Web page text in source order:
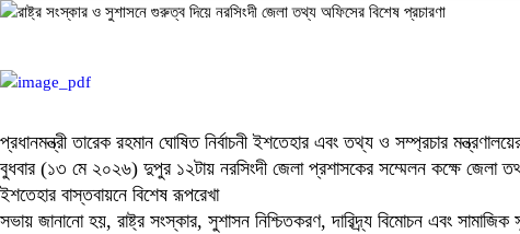
প্রধানমন্ত্রী তারেক রহমান ঘোষিত নির্বাচনী ইশতেহার এবং তথ্য ও সম্প্রচার
​বুধবার (১৩ মে ২০২৬) দুপুর ১২টায় নরসিংদী জেলা প্রশাসকের সম্মেলন কক্ষে
​ইশতেহার বাস্তবায়নে বিশেষ রূপরেখা
​সভায় জানানো হয়, রাষ্ট্র সংস্কার, সুশাসন নিশ্চিতকরণ, দারিদ্র্য বিমোচন এবং